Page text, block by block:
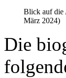
Blick auf die
März 2024)
Die